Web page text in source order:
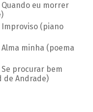
eu morrer
Improviso (piano
minha (poema
procurar bem
de Andrade)